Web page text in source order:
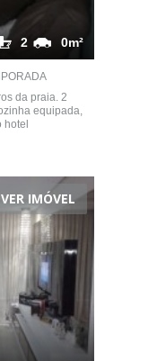
0m²
2
da praia. 2
equipada,
VER IMÓVEL